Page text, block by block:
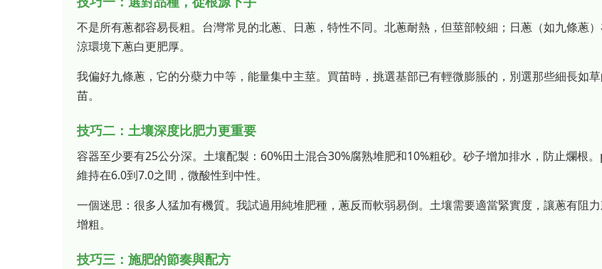
不是所有蔥都容易長粗。台灣常見的北蔥、日蔥，特性不同。北蔥耐熱，但莖部較細；日蔥（如九條蔥
涼環境下蔥白更肥厚。
我偏好九條蔥，它的分蘗力中等，能量集中主莖。買苗時，挑選基部已有輕微膨脹的，別選那些細長如
苗。
技巧二：土壤深度比肥力更重要
容器至少要有25公分深。土壤配製：60%田土混合30%腐熟堆肥和10%粗砂。砂子增加排水，防止爛根
維持在6.0到7.0之間，微酸性到中性。
一個迷思：很多人猛加有機質。我試過用純堆肥種，蔥反而軟弱易倒。土壤需要適當緊實度，讓蔥有阻
增粗。
技巧三：施肥的節奏與配方